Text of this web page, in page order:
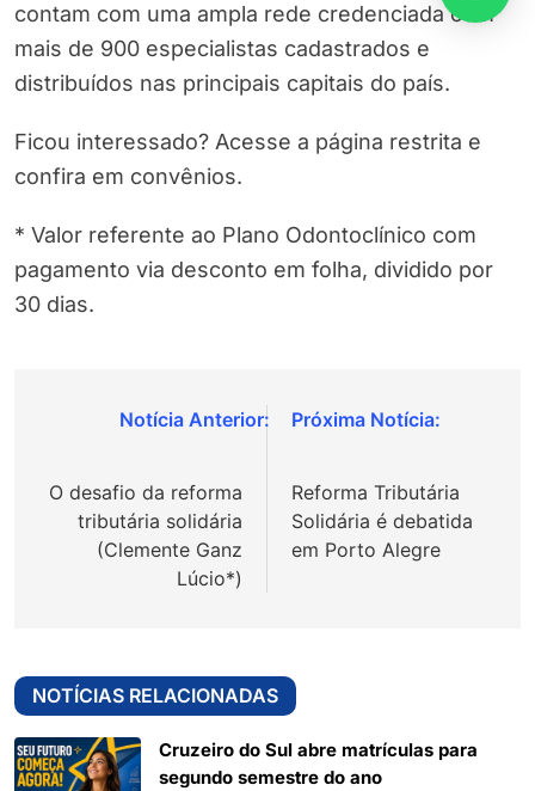
contam com uma ampla rede credenciada com
mais de 900 especialistas cadastrados e
distribuídos nas principais capitais do país.
Ficou interessado? Acesse a página restrita e
confira em convênios.
* Valor referente ao Plano Odontoclínico com
pagamento via desconto em folha, dividido por
30 dias.
Navegação
Post
O desafio da reforma
tributária solidária
(Clemente Ganz
Lúcio*)
Reforma Tributária
Solidária é debatida
em Porto Alegre
NOTÍCIAS RELACIONADAS
Cruzeiro do Sul abre matrículas para
segundo semestre do ano